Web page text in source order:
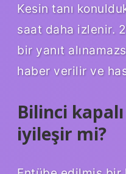
Kesin tanı
saat daha izlenir.
bir yanıt
haber verilir ve
Bilinci
iyileşir mi?